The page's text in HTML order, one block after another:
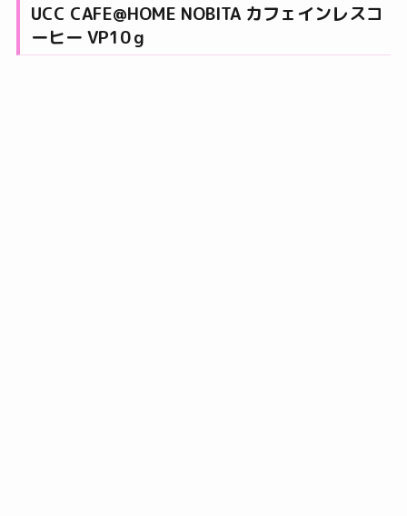
UCC CAFE@HOME NOBITA カフェインレスコ
ーヒー VP10ｇ